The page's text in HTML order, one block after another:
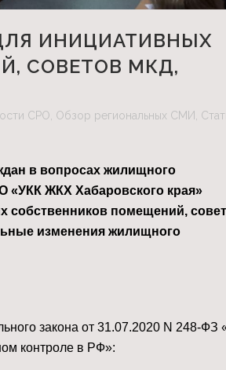
ИНИЦИАТИВНЫХ
СОВЕТОВ МКД,
СРО Обзор региональных СМИ
в вопросах жилищного
«УКК ЖКХ Хабаровского края»
помещений,
изменения жилищного
закона от 31.07.2020 N 248-ФЗ
контроле в РФ»: